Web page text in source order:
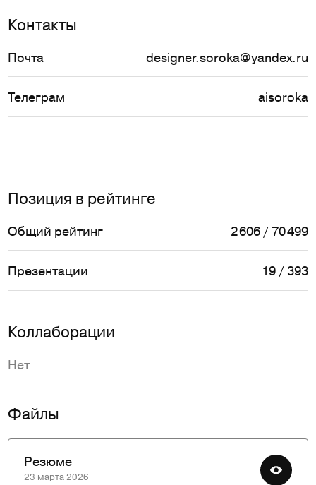
Контакты
Почта designer.soroka@yandex.ru
Телеграм aisoroka
Позиция в рейтинге
Общий рейтинг 2 606 / 70 499
Презентации 19 / 393
Коллаборации
Нет
Файлы
Резюме
23 марта 2026